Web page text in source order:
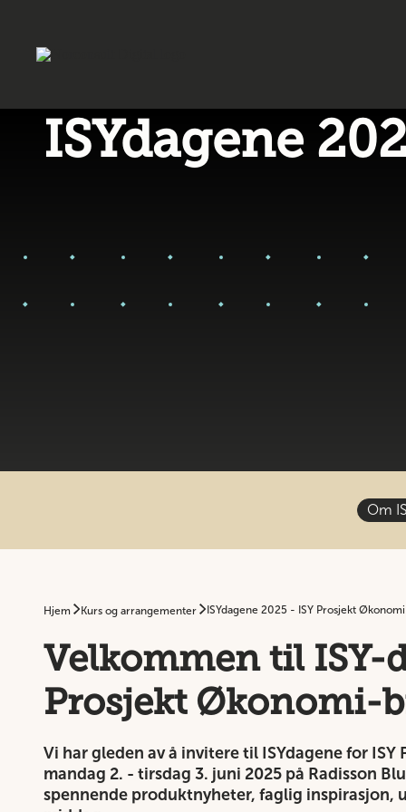
ISYdagene
Om
Hjem Kurs og arrangementer ISYdagene 2025 - ISY Prosjekt Økonomi
Velkommen til ISY-
Prosjekt Økonomi-
Vi har gleden av å invitere til ISYdagene for
mandag 2. - tirsdag 3. juni 2025 på Radisson
spennende produktnyheter, faglig inspirasjon,